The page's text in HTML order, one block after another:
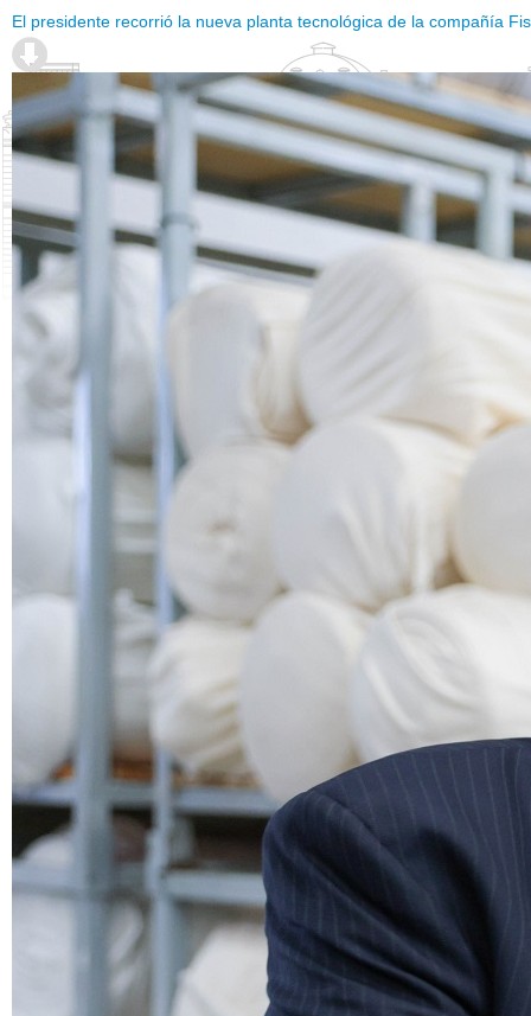
El presidente recorrió la nueva planta tecnológica de la compañía